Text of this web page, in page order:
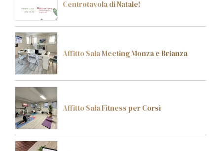
Centrotavola di Natale!
Affitto Sala Meeting Monza e Brianza
Affitto Sala Fitness per Corsi